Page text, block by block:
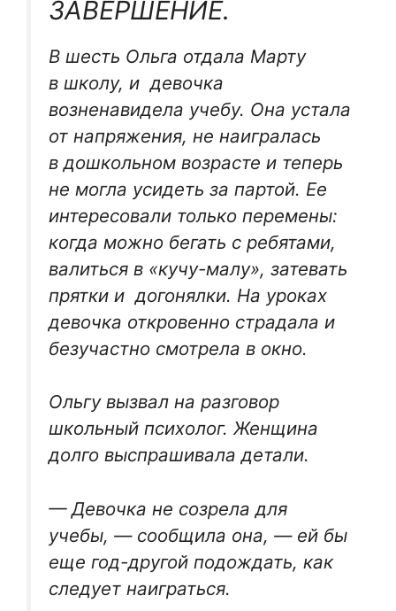
ЗАВЕРШЕНИЕ.
В шесть Ольга отдала Марту
в школу, и девочка
возненавидела учебу. Она устала
от напряжения, не наигралась
в дошкольном возрасте и теперь
не могла усидеть за партой. Ее
интересовали только перемены:
когда можно бегать с ребятами,
валиться в «кучу-малу», затевать
прятки и догонялки. На уроках
девочка откровенно страдала и
безучастно смотрела в окно.
Ольгу вызвал на разговор
школьный психолог. Женщина
долго выспрашивала детали.
— Девочка не созрела для
учебы, — сообщила она, — ей бы
еще год-другой подождать, как
следует наиграться.